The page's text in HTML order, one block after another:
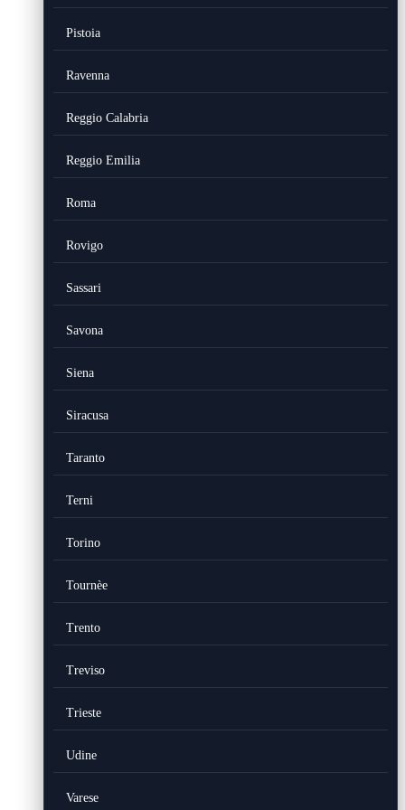
Pistoia
Ravenna
Reggio Calabria
Reggio Emilia
Roma
Rovigo
Sassari
Savona
Siena
Siracusa
Taranto
Terni
Torino
Tournèe
Trento
Treviso
Trieste
Udine
Varese